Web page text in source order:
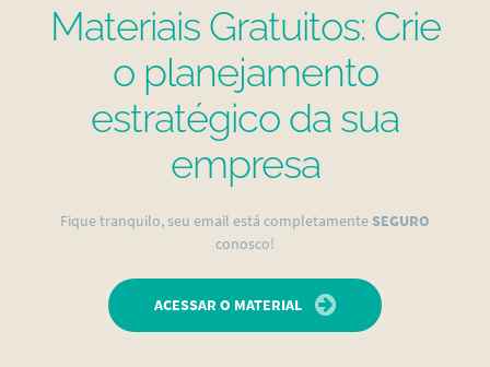
Materiais Gratuitos: Crie
o planejamento
estratégico da sua
empresa
Fique tranquilo, seu email está completamenteSEGURO
conosco!
ACESSAR O MATERIAL